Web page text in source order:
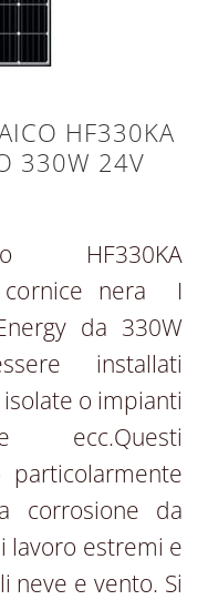
HF330KA
330W 24V
HF330KA
cornice nera I
da 330W
installati
o impianti
corrosione da
lavoro estremi e
neve e vento. Si